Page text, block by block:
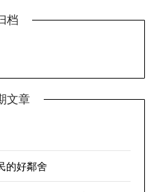
档
文章
的好鄰舍